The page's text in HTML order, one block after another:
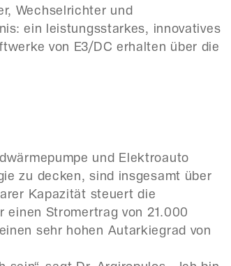
Wechselrichter und
ein leistungsstarkes, innovatives
von E3/DC erhalten über die
und Elektroauto
zu decken, sind insgesamt über
Kapazität steuert die
einen Stromertrag von 21.000
sehr hohen Autarkiegrad von